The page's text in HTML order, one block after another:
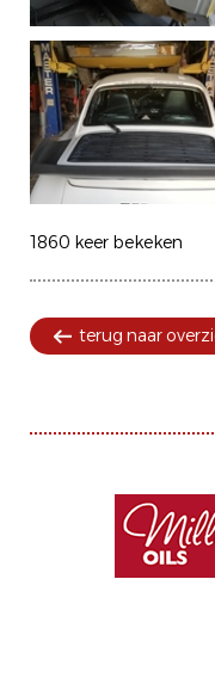
1860 keer bekeken
terug naar